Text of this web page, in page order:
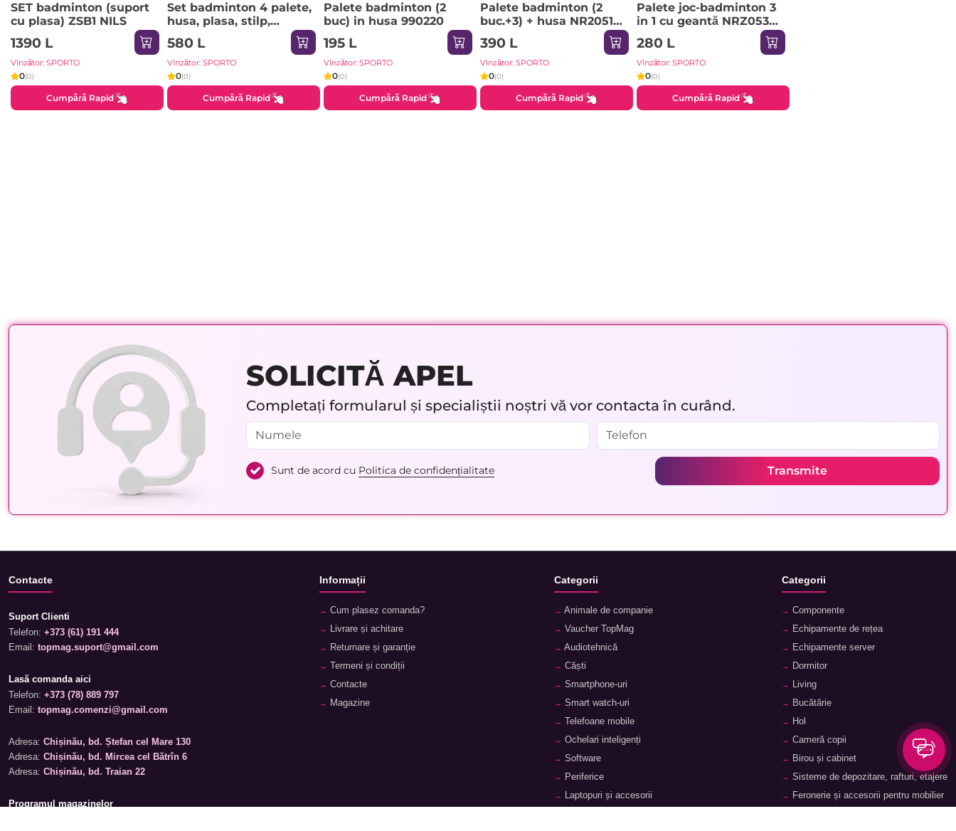
SET badminton (suport
cu plasa) ZSB1 NILS
1390 L
Vînzător: SPORTO
0(0)
Cumpără Rapid
Set badminton 4 palete,
husa, plasa, stilp,
fluturasi NRZ014 NILS
580 L
Vînzător: SPORTO
0(0)
Cumpără Rapid
Palete badminton (2
buc) in husa 990220
195 L
Vînzător: SPORTO
0(0)
Cumpără Rapid
Palete badminton (2
buc.+3) + husa NR2051
NILS
390 L
Vînzător: SPORTO
0(0)
Cumpără Rapid
Palete joc-badminton 3
in 1 cu geantă NRZ053
NILS
280 L
Vînzător: SPORTO
0(0)
Cumpără Rapid
SOLICITĂ APEL
Completați formularul și specialiștii noștri vă vor contacta în curând.
Sunt de acord cu Politica de confidențialitate Transmite
Contacte
Suport Clienti
Telefon: +373 (61) 191 444
Email: topmag.suport@gmail.com
Lasă comanda aici
Telefon: +373 (78) 889 797
Email: topmag.comenzi@gmail.com
Adresa: Chișinău, bd. Ștefan cel Mare 130
Adresa: Chișinău, bd. Mircea cel Bătrîn 6
Adresa: Chișinău, bd. Traian 22
Programul magazinelor
Informații
Cum plasez comanda?
Livrare și achitare
Returnare și garanție
Termeni și condiții
Contacte
Magazine
Categorii
Animale de companie
Vaucher TopMag
Audiotehnică
Căști
Smartphone-uri
Smart watch-uri
Telefoane mobile
Ochelari inteligenți
Software
Periferice
Laptopuri și accesorii
Categorii
Componente
Echipamente de rețea
Echipamente server
Dormitor
Living
Bucătărie
Hol
Cameră copii
Birou și cabinet
Sisteme de depozitare, rafturi, etajere
Feronerie și accesorii pentru mobilier